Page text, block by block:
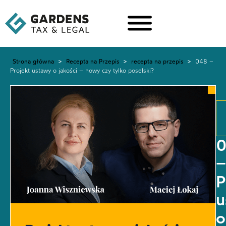
Strona główna > Recepta na Przepis > recepta na przepis >
048 –
Projekt ustawy o jakości – nowy czy tylko poselski?
–
o